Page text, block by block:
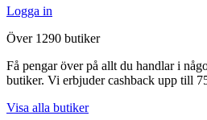
Logga in
Över 1290 butiker
Få pengar över på allt du handlar i
butiker. Vi erbjuder cashback upp till
Visa alla butiker